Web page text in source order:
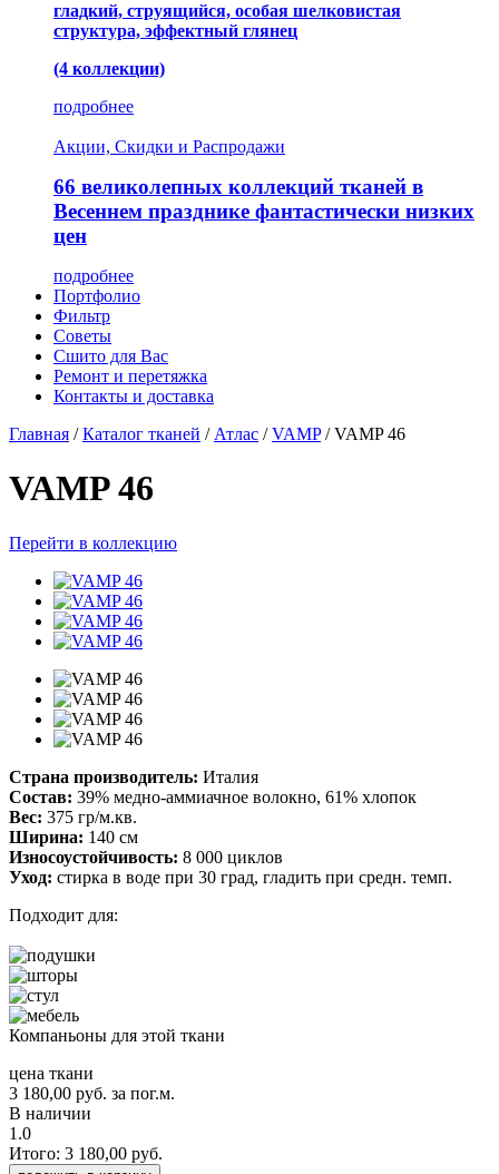
гладкий, струящийся, особая шелковистая
структура, эффектный глянец
(4 коллекции)
подробнее
Акции, Скидки и Распродажи
66 великолепных коллекций тканей в
Весеннем празднике фантастически низких
цен
подробнее
Портфолио
Фильтр
Советы
Сшито для Вас
Ремонт и перетяжка
Контакты и доставка
Главная / Каталог тканей / Атлас / VAMP / VAMP 46
VAMP 46
Перейти в коллекцию
Страна производитель: Италия
Состав: 39% медно-аммиачное волокно, 61% хлопок
Вес: 375 гр/м.кв.
Ширина: 140 см
Износоустойчивость: 8 000 циклов
Уход: стирка в воде при 30 град, гладить при средн. темп.
Подходит для:
Компаньоны для этой ткани
цена ткани
3 180,00 руб. за пог.м.
В наличии
1.0
Итого: 3 180,00 руб.